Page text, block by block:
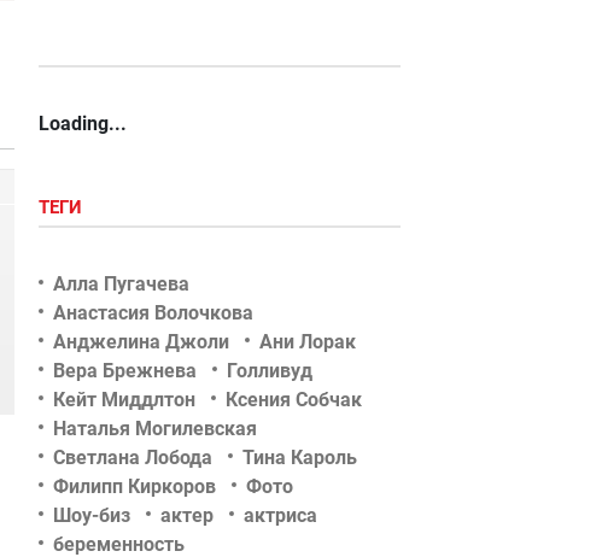
Loading...
ТЕГИ
Алла Пугачева
Анастасия Волочкова
Анджелина Джоли
Ани Лорак
Вера Брежнева
Голливуд
Кейт Миддлтон
Ксения Собчак
Наталья Могилевская
Светлана Лобода
Тина Кароль
Филипп Киркоров
Фото
Шоу-биз
актер
актриса
беременность